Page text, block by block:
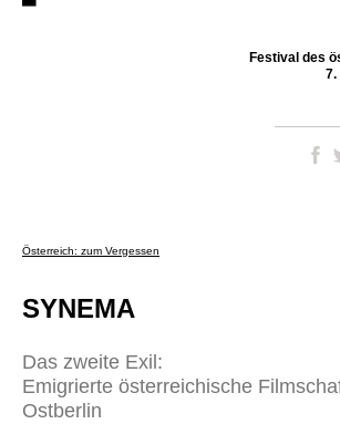
Festival des
7.
Österreich: zum Vergessen
SYNEMA
Das zweite Exil:
Emigrierte österreichische
Ostberlin